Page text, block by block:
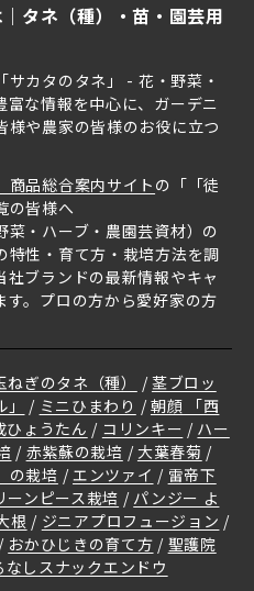
タネ（種）・苗・園芸用
サカタのタネ」 - 花・野菜・
富な情報を中心に、ガーデニ
様や農家の皆様のお役に立つ
商品総合案内サイト の「「徒
の皆様へ
・ハーブ・農園芸資材）の
特性・育て方・栽培方法を調
ブランドの最新情報やキャ
す。プロの方から愛好家の方
ねぎのタネ（種）
茎ブロッ
ミニひまわり
朝顔 「西
ひょうたん コリンキー
ハー
赤紫蘇の栽培
大葉春菊
の栽培
エンツァイ
雷帝下
ーンピース栽培
パンジー よ
根
ジニアプロフュージョン
おかひじきの育て方
聖護院
なしスナックエンドウ